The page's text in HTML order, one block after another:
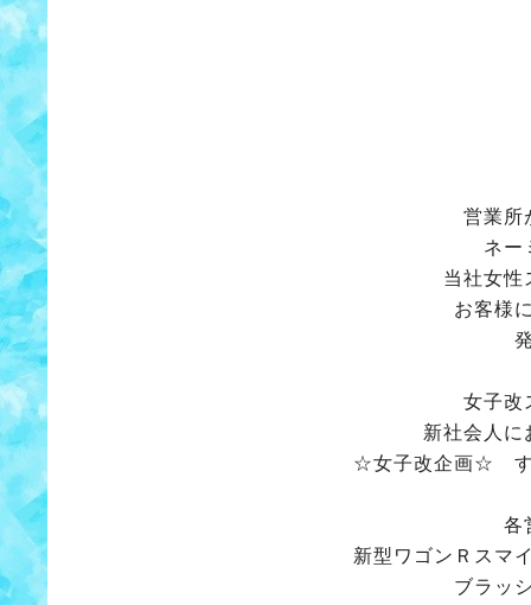
営業所
ネー
当社女性
お客様
女子改
新社会人に
☆女子改企画☆ す
各
新型ワゴンＲスマ
ブラッ